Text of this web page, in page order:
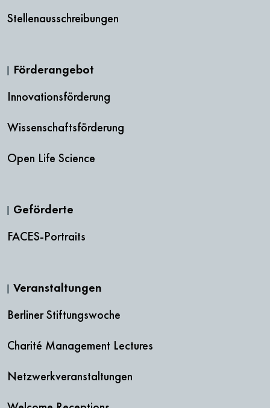
Stellenausschreibungen
Förderangebot
Innovationsförderung
Wissenschaftsförderung
Open Life Science
Geförderte
FACES-Portraits
Veranstaltungen
Berliner Stiftungswoche
Charité Management Lectures
Netzwerkveranstaltungen